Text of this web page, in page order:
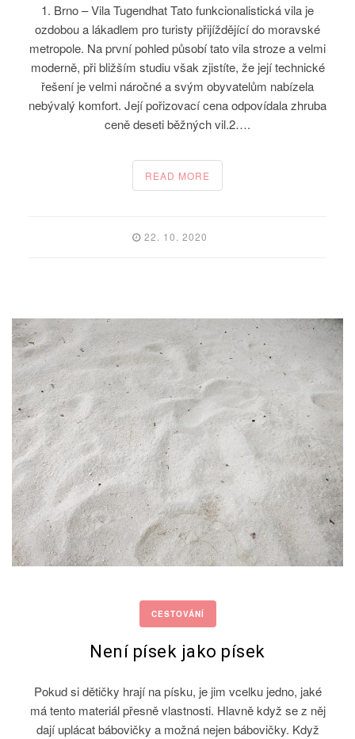
1. Brno – Vila Tugendhat Tato funkcionalistická vila je
ozdobou a lákadlem pro turisty přijíždějící do moravské
metropole. Na první pohled působí tato vila stroze a velmi
moderně, při bližším studiu však zjistíte, že její technické
řešení je velmi náročné a svým obyvatelům nabízela
nebývalý komfort. Její pořizovací cena odpovídala zhruba
ceně deseti běžných vil.2….
READ MORE
22. 10. 2020
CESTOVÁNÍ
Není písek jako písek
Pokud si dětičky hrají na písku, je jim vcelku jedno, jaké
má tento materiál přesně vlastnosti. Hlavně když se z něj
dají uplácat bábovičky a možná nejen bábovičky. Když